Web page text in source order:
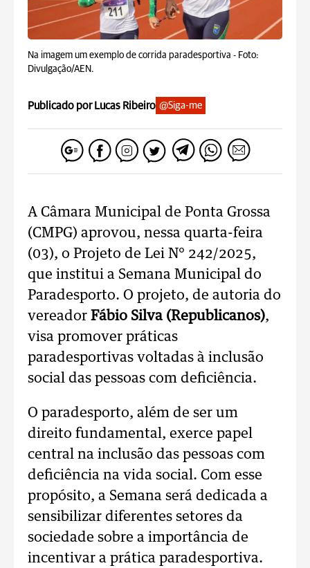
Na imagem um exemplo de corrida paradesportiva - Foto:
Divulgação/AEN.
Publicado por Lucas Ribeiro @Siga-me
A Câmara Municipal de Ponta Grossa
(CMPG) aprovou, nessa quarta-feira
(03), o Projeto de Lei N° 242/2025,
que institui a Semana Municipal do
Paradesporto. O projeto, de autoria do
vereador Fábio Silva (Republicanos),
visa promover práticas
paradesportivas voltadas à inclusão
social das pessoas com deficiência.
O paradesporto, além de ser um
direito fundamental, exerce papel
central na inclusão das pessoas com
deficiência na vida social. Com esse
propósito, a Semana será dedicada a
sensibilizar diferentes setores da
sociedade sobre a importância de
incentivar a prática paradesportiva.